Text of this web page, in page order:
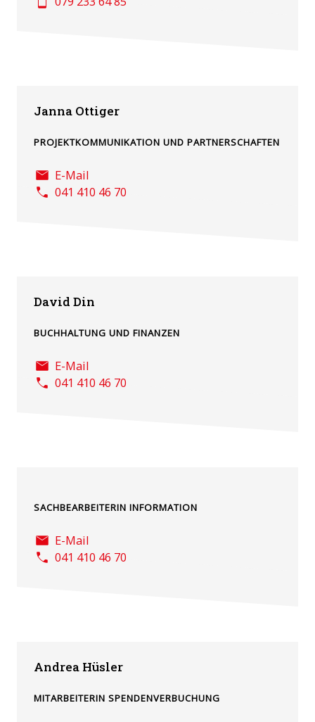
Janna Ottiger
PROJEKTKOMMUNIKATION UND PARTNERSCHAFTEN
E-Mail
041 410 46 70
David Din
BUCHHALTUNG UND FINANZEN
E-Mail
041 410 46 70
SACHBEARBEITERIN INFORMATION
E-Mail
041 410 46 70
Andrea Hüsler
MITARBEITERIN SPENDENVERBUCHUNG